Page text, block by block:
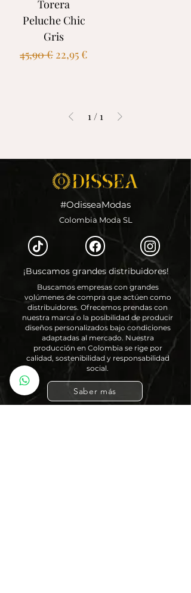
Torera
Peluche Chic
Gris
Precio
45,90 € Precio de oferta
22,95 €
1 / 1
#OdisseaModas
Colombia Moda SL
¡Buscamos grandes distribuidores!
Buscamos empresas con grandes
volúmenes de compra que actúen como
distribuidores. Ofrecemos prendas con
nuestra marca o la posibilidad de producir
diseños personalizados bajo condiciones
adaptadas al mercado. Nuestra
producción en Colombia se rige por
calidad, sostenibilidad y responsabilidad
social.
Saber más